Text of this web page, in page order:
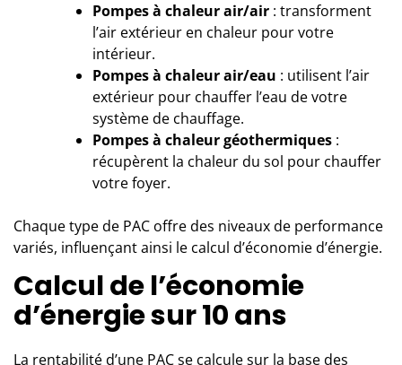
Pompes à chaleur air/air : transforment
l’air extérieur en chaleur pour votre
intérieur.
Pompes à chaleur air/eau : utilisent l’air
extérieur pour chauffer l’eau de votre
système de chauffage.
Pompes à chaleur géothermiques :
récupèrent la chaleur du sol pour chauffer
votre foyer.
Chaque type de PAC offre des niveaux de performance
variés, influençant ainsi le calcul d’économie d’énergie.
Calcul de l’économie
d’énergie sur 10 ans
La rentabilité d’une PAC se calcule sur la base des